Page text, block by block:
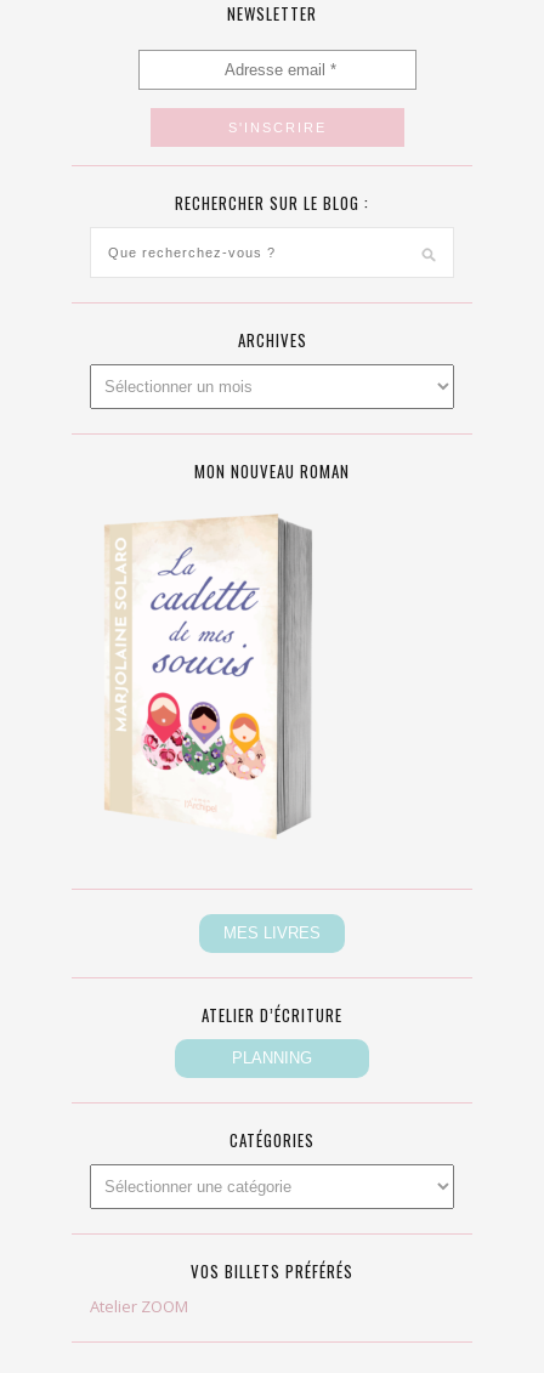
NEWSLETTER
RECHERCHER SUR LE BLOG :
ARCHIVES
MON NOUVEAU ROMAN
ATELIER D’ÉCRITURE
CATÉGORIES
VOS BILLETS PRÉFÉRÉS
Atelier ZOOM